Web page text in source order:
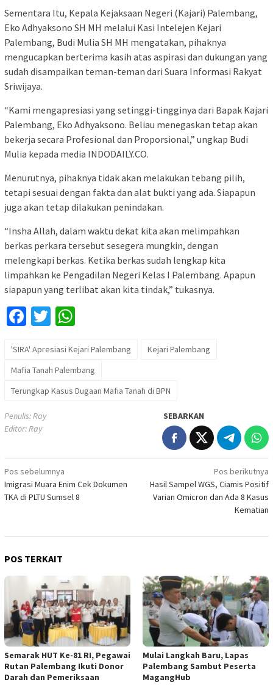
Sementara Itu, Kepala Kejaksaan Negeri (Kajari) Palembang,
Eko Adhyaksono SH MH melalui Kasi Intelejen Kejari
Palembang, Budi Mulia SH MH mengatakan, pihaknya
mengucapkan berterima kasih atas aspirasi dan dukungan yang
sudah disampaikan teman-teman dari Suara Informasi Rakyat
Sriwijaya.
“Kami mengapresiasi yang setinggi-tingginya dari Bapak Kajari
Palembang, Eko Adhyaksono. Beliau menegaskan tetap akan
bekerja secara Profesional dan Proporsional,” ungkap Budi
Mulia kepada media INDODAILY.CO.
Menurutnya, pihaknya tidak akan melakukan tebang pilih,
tetapi sesuai dengan fakta dan alat bukti yang ada. Siapapun
juga akan tetap dilakukan penindakan.
“Insha Allah, dalam waktu dekat kita akan melimpahkan
berkas perkara tersebut sesegera mungkin, dengan
melengkapi berkas. Ketika berkas sudah lengkap kita
limpahkan ke Pengadilan Negeri Kelas I Palembang. Apapun
siapapun yang terlibat akan kita tindak,” tukasnya.
Facebook
Twitter
'SIRA' Apresiasi Kejari Palembang
Kejari Palembang
Mafia Tanah Palembang
Terungkap Kasus Dugaan Mafia Tanah di BPN
Penulis: Ray
Editor: Ray
SEBARKAN
Navigasi
pos
Pos sebelumnya
Imigrasi Muara Enim Cek Dokumen
TKA di PLTU Sumsel 8
Pos berikutnya
Hasil Sampel WGS, Ciamis Positif
Varian Omicron dan Ada 8 Kasus
Kematian
POS TERKAIT
Semarak HUT Ke-81 RI, Pegawai
Rutan Palembang Ikuti Donor
Darah dan Pemeriksaan
Mulai Langkah Baru, Lapas
Palembang Sambut Peserta
MagangHub